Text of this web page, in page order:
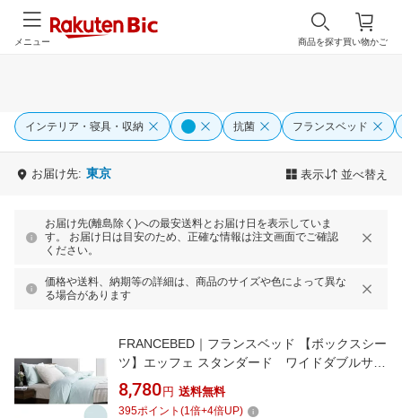
買い物かご
商品を探す
メニュー
インテリア・寝具・収納 抗菌 フランスベッド
お届け先: 東京 表示 並べ替え
お届け先(離島除く)への最安送料とお届け日を表示していま
す。 お届け日は目安のため、正確な情報は注文画面でご確認
ください。
価格や送料、納期等の詳細は、商品のサイズや色によって異な
る場合があります
FRANCEBED｜フランスベッド 【ボックスシー
ツ】エッフェ スタンダード ワイドダブルサイ
ズ(綿100%/154×195×35cm/ブルー) フランスベ
ッド
8,780 円 送料無料
395ポイント (1倍+4倍UP)